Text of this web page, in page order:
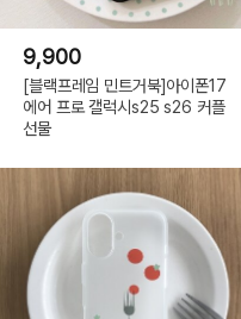
9,900
[블랙프레임 민트거북]아이폰17
에어 프로 갤럭시s25 s26 커플
선물